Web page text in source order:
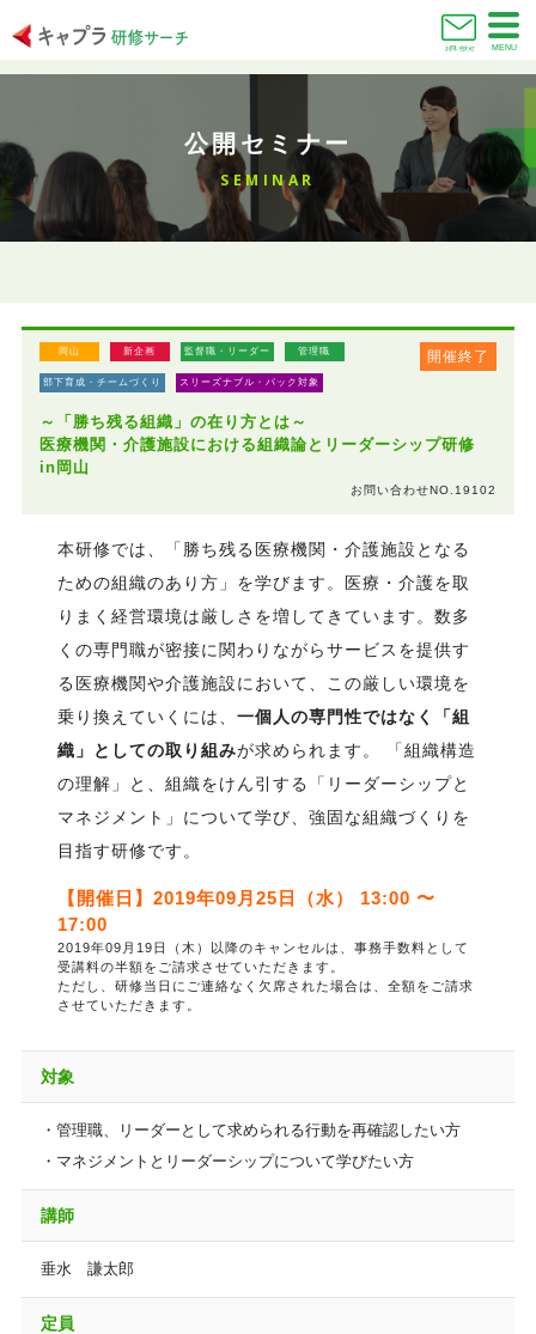
お問い合わせ MENU
公開セミナー
SEMINAR
開催終了
岡山 新企画 監督職・リーダー 管理職
部下育成・チームづくり スリーズナブル・パック対象
～「勝ち残る組織」の在り方とは～
医療機関・介護施設における組織論とリーダーシップ研修
in岡山
お問い合わせNO.19102
本研修では、「勝ち残る医療機関・介護施設となる
ための組織のあり方」を学びます。医療・介護を取
りまく経営環境は厳しさを増してきています。数多
くの専門職が密接に関わりながらサービスを提供す
る医療機関や介護施設において、この厳しい環境を
乗り換えていくには、 一個人の専門性ではなく「組
織」としての取り組みが求められます。 「組織構造
の理解」と、組織をけん引する「リーダーシップと
マネジメント」について学び、強固な組織づくりを
目指す研修です。
【開催日】2019年09月25日（水） 13:00 〜
17:00
2019年09月19日（木）以降のキャンセルは、事務手数料として
受講料の半額をご請求させていただきます。
ただし、研修当日にご連絡なく欠席された場合は、全額をご請求
させていただきます。
対象
・管理職、リーダーとして求められる行動を再確認したい方
・マネジメントとリーダーシップについて学びたい方
講師
垂水 謙太郎
定員